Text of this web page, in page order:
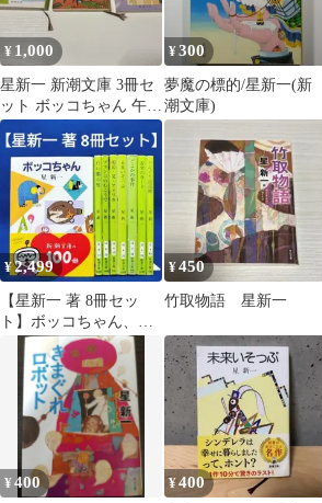
¥ 1,000
星新一 新潮文庫 3冊セ
ット ボッコちゃん 午後
の恐竜 ノックの音が
¥300
夢魔の標的/星新一(新
潮文庫)
¥2,499
【星新一 著 8冊セッ
ト】ボッコちゃん、白
い服の男、どんぐり民
話館 他
¥450
竹取物語 星新一
¥400 ¥400